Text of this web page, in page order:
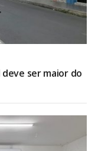
ser maior do